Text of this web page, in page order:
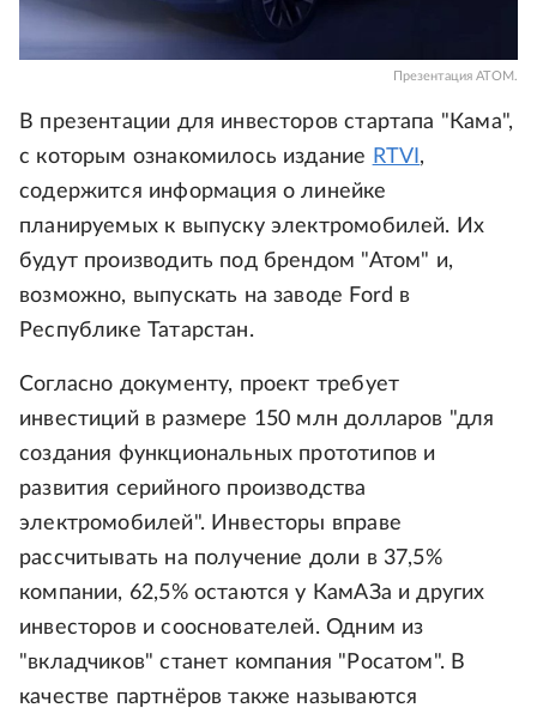
Презентация АТОМ.
В презентации для инвесторов стартапа "Кама",
с которым ознакомилось издание RTVI ,
содержится информация о линейке
планируемых к выпуску электромобилей. Их
будут производить под брендом "Атом" и,
возможно, выпускать на заводе Ford в
Республике Татарстан.
Согласно документу, проект требует
инвестиций в размере 150 млн долларов "для
создания функциональных прототипов и
развития серийного производства
электромобилей". Инвесторы вправе
рассчитывать на получение доли в 37,5%
компании, 62,5% остаются у КамАЗа и других
инвесторов и сооснователей. Одним из
"вкладчиков" станет компания "Росатом". В
качестве партнёров также называются